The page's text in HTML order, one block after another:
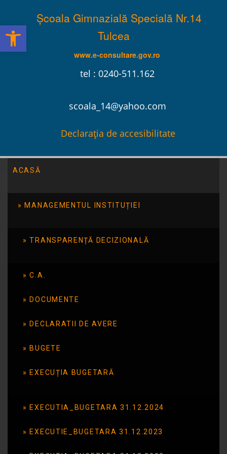
Școala Gimnazială Specială Nr.14
Tulcea
www.e-consultare.gov.ro
tel : 0240-511.162
scoala_14@yahoo.com
Declarația de accesibilitate
ACASĂ
MANAGEMENTUL INSTITUȚIEI
TRANSPARENȚĂ DECIZIONALĂ
C.A.
DOCUMENTE
DECLARATII DE AVERE
BUGETE
EXECUȚIA BUGETARĂ
EXECUTIA_BUGETARA 31.12.2024
EXECUTIE_BUGETARA 31.12.2023
Internațională a Cititului
Publicat în data de: 2 iunie 2025
Deschide bara de unelte